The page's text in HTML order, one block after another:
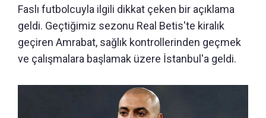
Faslı futbolcuyla ilgili dikkat çeken bir açıklama
geldi. Geçtiğimiz sezonu Real Betis'te kiralık
geçiren Amrabat, sağlık kontrollerinden geçmek
ve çalışmalara başlamak üzere İstanbul'a geldi.